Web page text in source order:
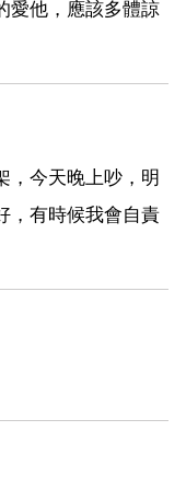
愛他，應該多體諒
，今天晚上吵，明
，有時候我會自責